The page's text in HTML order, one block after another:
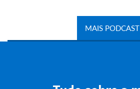
MAIS PODCAST